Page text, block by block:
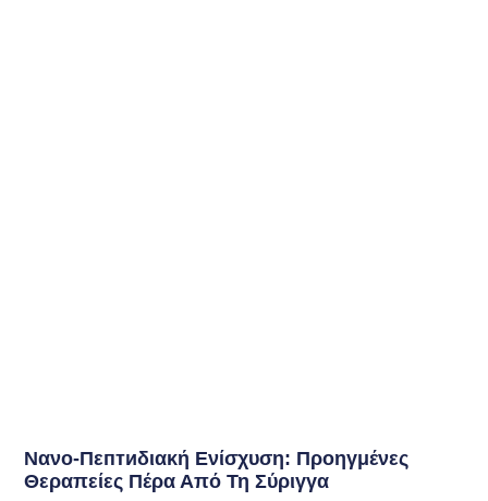
Νανο-Πεптиδιακή Ενίσχυση: Προηγμένες
Θεραπείες Πέρα Από Τη Σύριγγα